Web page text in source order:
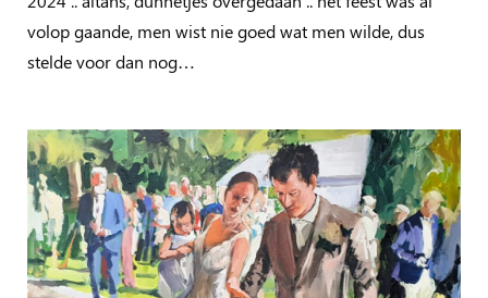
volop gaande, men wist nie goed wat men wilde, dus
stelde voor dan nog…